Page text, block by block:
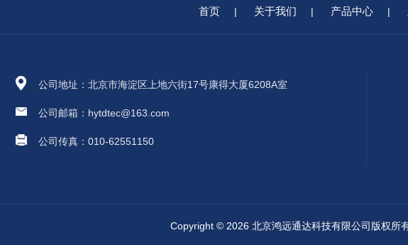
首页 | 关于我们 | 产品中心 |
公司地址：北京市海淀区上地六街17号康得大厦6208A室
公司邮箱：hytdtec@163.com
公司传真：010-62551150
Copyright © 2026 北京鸿远通达科技有限公司版权所